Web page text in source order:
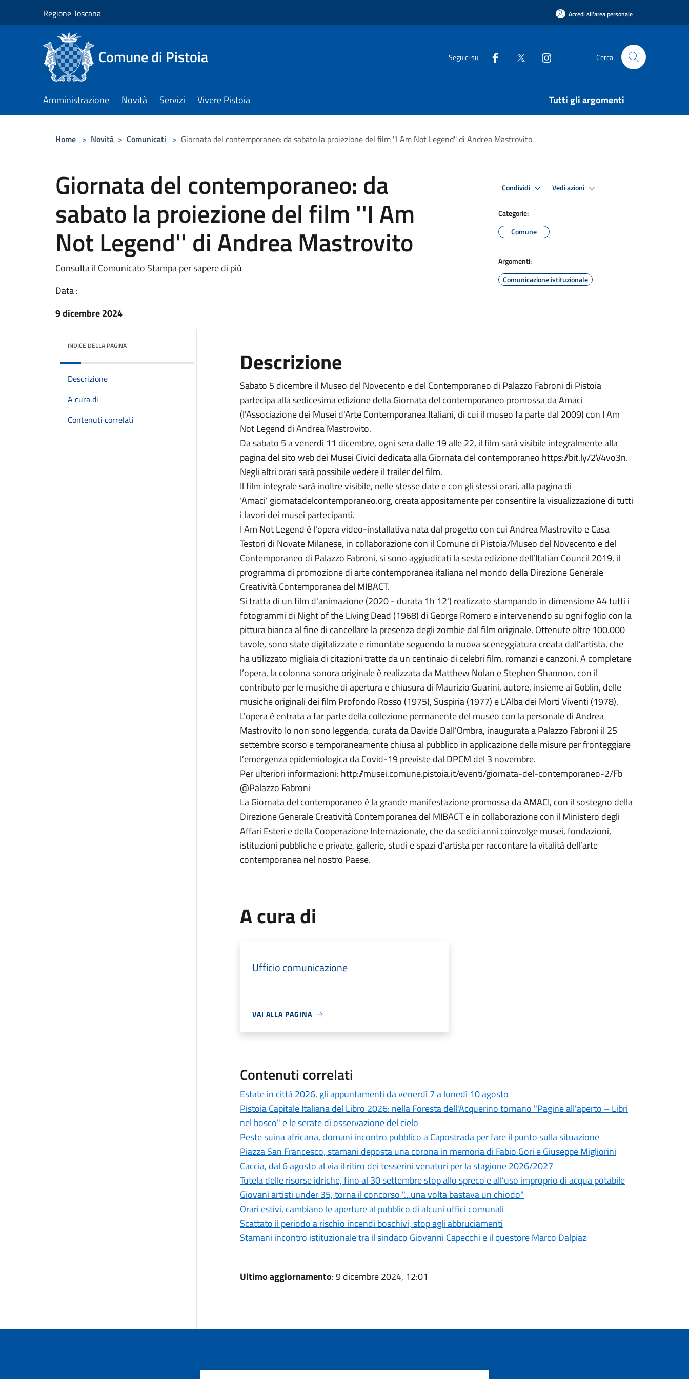
Regione Toscana Accedi all'area personale
Comune di Pistoia Seguici su Cerca
Amministrazione Novità Servizi Vivere Pistoia Tutti gli argomenti
Home > Novità > Comunicati > Giornata del contemporaneo: da sabato la proiezione del film ''I Am Not Legend'' di Andrea Mastrovito
Giornata del contemporaneo: da
sabato la proiezione del film ''I Am
Not Legend'' di Andrea Mastrovito
Consulta il Comunicato Stampa per sapere di più
Data :
9 dicembre 2024
Condividi Vedi azioni
Categorie:
Comune
Argomenti:
Comunicazione istituzionale
INDICE DELLA PAGINA
Descrizione
A cura di
Contenuti correlati
Descrizione
Sabato 5 dicembre il Museo del Novecento e del Contemporaneo di Palazzo Fabroni di Pistoia
partecipa alla sedicesima edizione della Giornata del contemporaneo promossa da Amaci
(l'Associazione dei Musei d'Arte Contemporanea Italiani, di cui il museo fa parte dal 2009) con I Am
Not Legend di Andrea Mastrovito.
Da sabato 5 a venerdì 11 dicembre, ogni sera dalle 19 alle 22, il film sarà visibile integralmente alla
pagina del sito web dei Musei Civici dedicata alla Giornata del contemporaneo https://bit.ly/2V4vo3n.
Negli altri orari sarà possibile vedere il trailer del film.
Il film integrale sarà inoltre visibile, nelle stesse date e con gli stessi orari, alla pagina di
‘Amaci’ giornatadelcontemporaneo.org, creata appositamente per consentire la visualizzazione di tutti
i lavori dei musei partecipanti.
I Am Not Legend è l'opera video-installativa nata dal progetto con cui Andrea Mastrovito e Casa
Testori di Novate Milanese, in collaborazione con il Comune di Pistoia/Museo del Novecento e del
Contemporaneo di Palazzo Fabroni, si sono aggiudicati la sesta edizione dell’Italian Council 2019, il
programma di promozione di arte contemporanea italiana nel mondo della Direzione Generale
Creatività Contemporanea del MIBACT.
Si tratta di un film d'animazione (2020 - durata 1h 12') realizzato stampando in dimensione A4 tutti i
fotogrammi di Night of the Living Dead (1968) di George Romero e intervenendo su ogni foglio con la
pittura bianca al fine di cancellare la presenza degli zombie dal film originale. Ottenute oltre 100.000
tavole, sono state digitalizzate e rimontate seguendo la nuova sceneggiatura creata dall’artista, che
ha utilizzato migliaia di citazioni tratte da un centinaio di celebri film, romanzi e canzoni. A completare
l’opera, la colonna sonora originale è realizzata da Matthew Nolan e Stephen Shannon, con il
contributo per le musiche di apertura e chiusura di Maurizio Guarini, autore, insieme ai Goblin, delle
musiche originali dei film Profondo Rosso (1975), Suspiria (1977) e L’Alba dei Morti Viventi (1978).
L'opera è entrata a far parte della collezione permanente del museo con la personale di Andrea
Mastrovito Io non sono leggenda, curata da Davide Dall’Ombra, inaugurata a Palazzo Fabroni il 25
settembre scorso e temporaneamente chiusa al pubblico in applicazione delle misure per fronteggiare
l’emergenza epidemiologica da Covid-19 previste dal DPCM del 3 novembre.
Per ulteriori informazioni: http://musei.comune.pistoia.it/eventi/giornata-del-contemporaneo-2/Fb
@Palazzo Fabroni
La Giornata del contemporaneo è la grande manifestazione promossa da AMACI, con il sostegno della
Direzione Generale Creatività Contemporanea del MIBACT e in collaborazione con il Ministero degli
Affari Esteri e della Cooperazione Internazionale, che da sedici anni coinvolge musei, fondazioni,
istituzioni pubbliche e private, gallerie, studi e spazi d’artista per raccontare la vitalità dell’arte
contemporanea nel nostro Paese.
A cura di
Ufficio comunicazione
VAI ALLA PAGINA
Contenuti correlati
Estate in città 2026, gli appuntamenti da venerdì 7 a lunedì 10 agosto
Pistoia Capitale Italiana del Libro 2026: nella Foresta dell'Acquerino tornano "Pagine all'aperto – Libri
nel bosco" e le serate di osservazione del cielo
Peste suina africana, domani incontro pubblico a Capostrada per fare il punto sulla situazione
Piazza San Francesco, stamani deposta una corona in memoria di Fabio Gori e Giuseppe Migliorini
Caccia, dal 6 agosto al via il ritiro dei tesserini venatori per la stagione 2026/2027
Tutela delle risorse idriche, fino al 30 settembre stop allo spreco e all’uso improprio di acqua potabile
Giovani artisti under 35, torna il concorso "…una volta bastava un chiodo"
Orari estivi, cambiano le aperture al pubblico di alcuni uffici comunali
Scattato il periodo a rischio incendi boschivi, stop agli abbruciamenti
Stamani incontro istituzionale tra il sindaco Giovanni Capecchi e il questore Marco Dalpiaz
Ultimo aggiornamento: 9 dicembre 2024, 12:01